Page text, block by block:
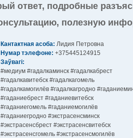
ответ, подробные
полезную
Кантактная асоба: Лидия Петровна
Нумар тэлефоне: +375445124915
Заўвагі:
#медиум #гадалкаминск #гадалкабрест
#гадалкавитебск #гадалкагомель
#гадалкамогилёв #гадалкагродно
#гаданиебрест #гаданиевитебск
#гаданиегомель #гаданиемогилёв
#гаданиегродно #экстрасенсминск
#экстрасенсбрест #экстрасенсвитебск
#экстрасенсгомель #экстрасенсмогилёв